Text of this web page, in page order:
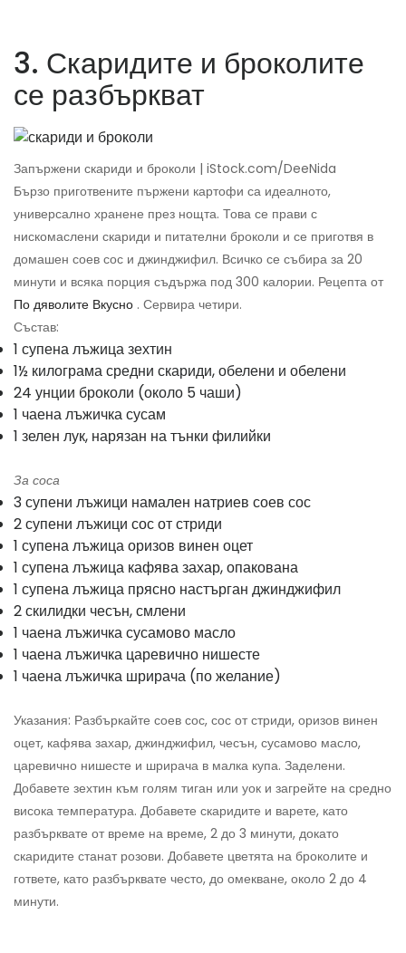
3. Скаридите и броколите
се разбъркват
Запържени скариди и броколи | iStock.com/DeeNida
Бързо приготвените пържени картофи са идеалното,
универсално хранене през нощта. Това се прави с
нискомаслени скариди и питателни броколи и се приготвя в
домашен соев сос и джинджифил. Всичко се събира за 20
минути и всяка порция съдържа под 300 калории. Рецепта от
По дяволите Вкусно . Сервира четири.
Състав:
1 супена лъжица зехтин
1½ килограма средни скариди, обелени и обелени
24 унции броколи (около 5 чаши)
1 чаена лъжичка сусам
1 зелен лук, нарязан на тънки филийки
За соса
3 супени лъжици намален натриев соев сос
2 супени лъжици сос от стриди
1 супена лъжица оризов винен оцет
1 супена лъжица кафява захар, опакована
1 супена лъжица прясно настърган джинджифил
2 скилидки чесън, смлени
1 чаена лъжичка сусамово масло
1 чаена лъжичка царевично нишесте
1 чаена лъжичка шрирача (по желание)
Указания: Разбъркайте соев сос, сос от стриди, оризов винен
оцет, кафява захар, джинджифил, чесън, сусамово масло,
царевично нишесте и шрирача в малка купа. Заделени.
Добавете зехтин към голям тиган или уок и загрейте на средно
висока температура. Добавете скаридите и варете, като
разбърквате от време на време, 2 до 3 минути, докато
скаридите станат розови. Добавете цветята на броколите и
гответе, като разбърквате често, до омекване, около 2 до 4
минути.